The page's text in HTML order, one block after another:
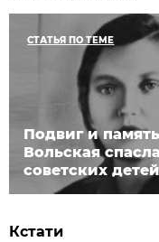
СТАТЬЯ ПО ТЕМЕ
Подвиг и
Вольская
советских
Кстати